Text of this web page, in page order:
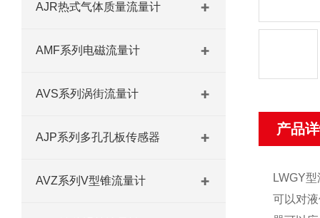
AJR热式气体质量流量计
AMF系列电磁流量计
AVS系列涡街流量计
AJP系列多孔孔板传感器
AVZ系列V型锥流量计
产品
LWGY型
可以对